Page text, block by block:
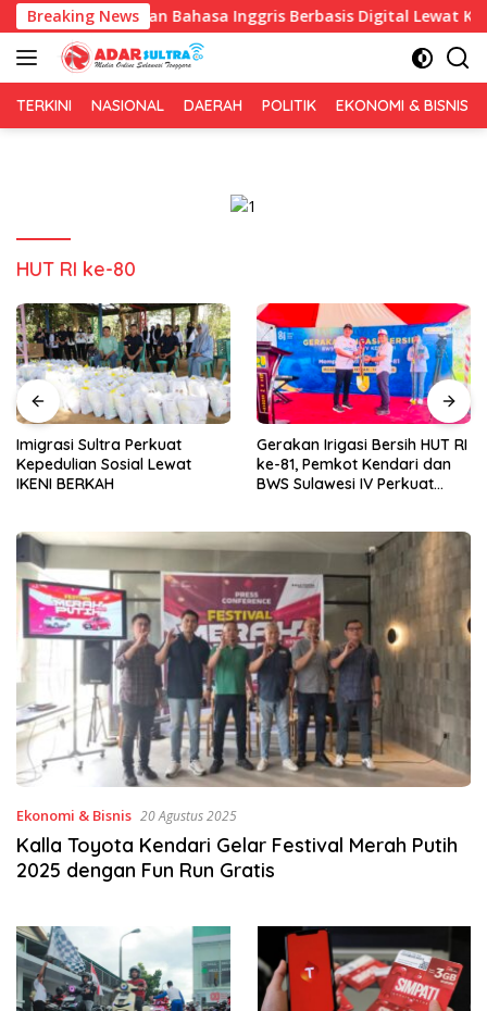
Langsung
ke
konten
Breaking NewsBahasa Inggris Berbasis Digital Lewat KKN
TERKINI NASIONAL DAERAH POLITIK EKONOMI & BISNIS
HUT RI ke-80
Imigrasi Sultra Perkuat
Kepedulian Sosial Lewat
IKENI BERKAH
Gerakan Irigasi Bersih HUT RI
ke-81, Pemkot Kendari dan
BWS Sulawesi IV Perkuat
Ekonomi & Bisnis 20 Agustus 2025
Kalla Toyota Kendari Gelar Festival Merah Putih
2025 dengan Fun Run Gratis